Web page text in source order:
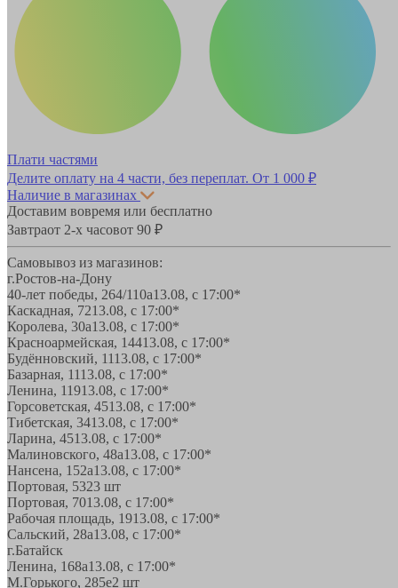
Плати частями
Делите оплату на 4 части, без переплат. От 1 000 ₽
Наличие в магазинах
Доставим вовремя или бесплатно
Завтраот 2-х часовот 90 ₽
Самовывоз из магазинов:
г.Ростов-на-Дону
40-лет победы, 264/110а13.08, с 17:00*
Каскадная, 7213.08, с 17:00*
Королева, 30а13.08, с 17:00*
Красноармейская, 14413.08, с 17:00*
Будённовский, 1113.08, с 17:00*
Базарная, 1113.08, с 17:00*
Ленина, 11913.08, с 17:00*
Горсоветская, 4513.08, с 17:00*
Тибетская, 3413.08, с 17:00*
Ларина, 4513.08, с 17:00*
Малиновского, 48а13.08, с 17:00*
Нансена, 152а13.08, с 17:00*
Портовая, 5323 шт
Портовая, 7013.08, с 17:00*
Рабочая площадь, 1913.08, с 17:00*
Сальский, 28a13.08, с 17:00*
г.Батайск
Ленина, 168а13.08, с 17:00*
М.Горького, 285е2 шт